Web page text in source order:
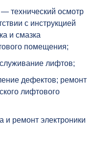
технический осмотр
с инструкцией
и смазка
помещения;
лифтов;
дефектов; ремонт
лифтового
и ремонт электроники